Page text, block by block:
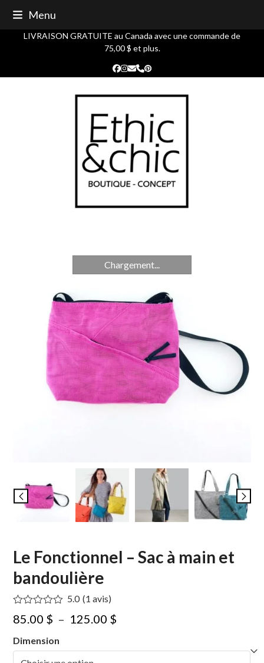
content
Menu
LIVRAISON GRATUITE au Canada avec une commande de
75,00 $ et plus.
Facebook
Instagram
Courriel
Phone
Pinterest
Chargement...
Le Fonctionnel – Sac à main et
bandoulière
5.00
sur 5
1
notation
client
5.0 (1 avis)
85.00 $ – 125.00 $
prix :
Dimension